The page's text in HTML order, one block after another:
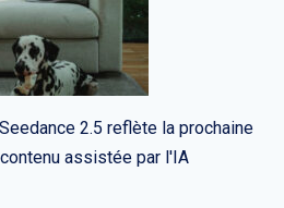
2.5 reflète la prochaine
assistée par l'IA